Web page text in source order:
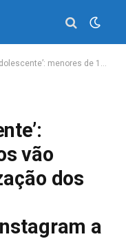
vão precisar de autorização dos pais para alterar configurações no Instagram a partir de 2025
vão
dos
a